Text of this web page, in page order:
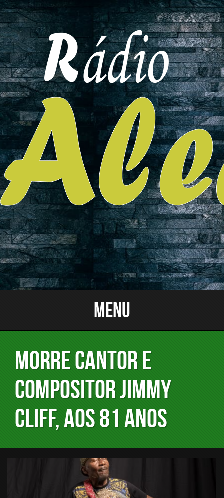
Menu
MORRE CANTOR E
COMPOSITOR JIMMY
CLIFF, AOS 81 ANOS